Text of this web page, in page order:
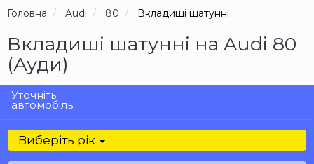
Головна Audi 80 Вкладиші шатунні
Вкладиші шатунні на Audi 80
(Ауди)
Уточніть
автомобіль:
Виберіть рік